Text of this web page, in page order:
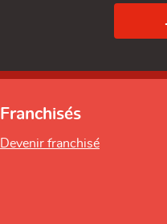
Franchisés
Devenir franchisé